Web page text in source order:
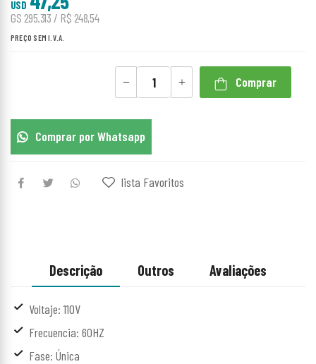
USD
GS 295.313 / R$ 248,54
PREÇO SEM I.V.A.
Comprar
Comprar por Whatsapp
lista Favoritos
Descrição Outros Avaliações
Voltaje: 110V
Frecuencia: 60HZ
Fase: Única